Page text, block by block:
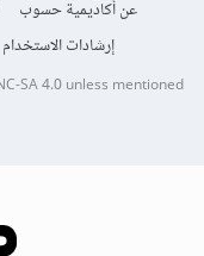
عن أكاديمية حسوب
إرشادات الاستخدام
SA 4.0unless mentioned